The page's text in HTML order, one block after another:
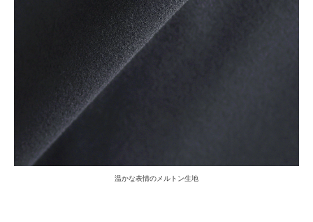
温かな表情のメルトン生地